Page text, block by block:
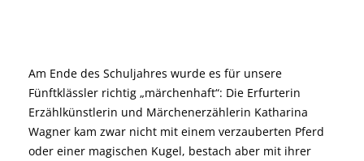
Am Ende des Schuljahres wurde es für unsere
Fünftklässler richtig „märchenhaft“: Die Erfurterin
Erzählkünstlerin und Märchenerzählerin Katharina
Wagner kam zwar nicht mit einem verzauberten Pferd
oder einer magischen Kugel, bestach aber mit ihrer